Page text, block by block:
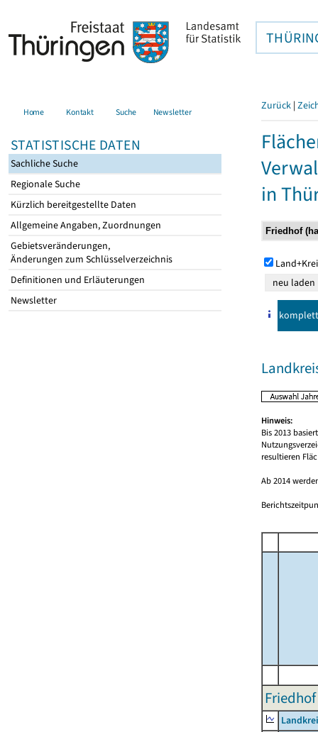
Home Kontakt Suche Newsletter
STATISTISCHE DATEN
Sachliche Suche
Regionale Suche
Kürzlich bereitgestellte Daten
Allgemeine Angaben, Zuordnungen
Gebietsveränderungen,
Änderungen zum Schlüsselverzeichnis
Definitionen und Erläuterungen
Newsletter
Zurück |
in
komplett
Hinweis:
Bis 2013
resultieren
Ab 2014